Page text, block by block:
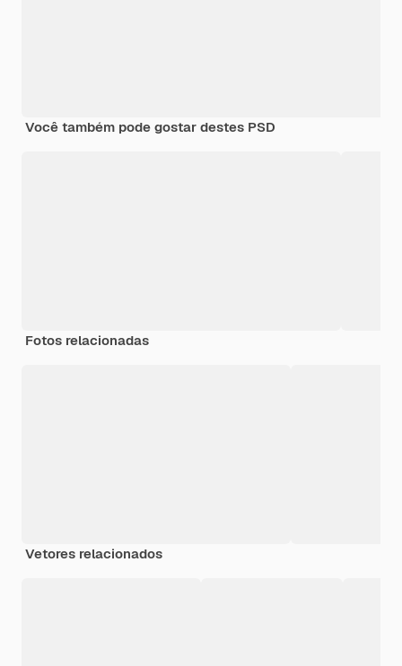
Você também pode gostar destes PSD
Fotos relacionadas
Vetores relacionados